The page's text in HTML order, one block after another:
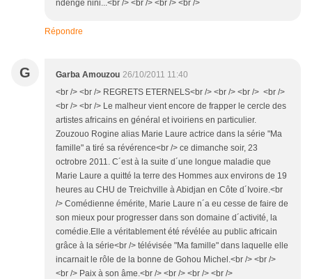
ndenge nini...<br /> <br /> <br /> <br />
Répondre
G Garba Amouzou 26/10/2011 11:40
<br /> <br /> REGRETS ETERNELS<br /> <br /> <br /> <br />
<br /> <br /> Le malheur vient encore de frapper le cercle des
artistes africains en général et ivoiriens en particulier.
Zouzouo Rogine alias Marie Laure actrice dans la série "Ma
famille" a tiré sa révérence<br /> ce dimanche soir, 23
octrobre 2011. C´est à la suite d´une longue maladie que
Marie Laure a quitté la terre des Hommes aux environs de 19
heures au CHU de Treichville à Abidjan en Côte d´Ivoire.<br
/> Comédienne émérite, Marie Laure n´a eu cesse de faire de
son mieux pour progresser dans son domaine d´activité, la
comédie.Elle a véritablement été révélée au public africain
grâce à la série<br /> télévisée "Ma famille" dans laquelle elle
incarnait le rôle de la bonne de Gohou Michel.<br /> <br />
<br /> Paix à son âme.<br /> <br /> <br /> <br />